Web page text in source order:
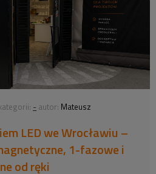
- autor: Mateusz
LED we Wrocławiu –
1-fazowe i
od ręki